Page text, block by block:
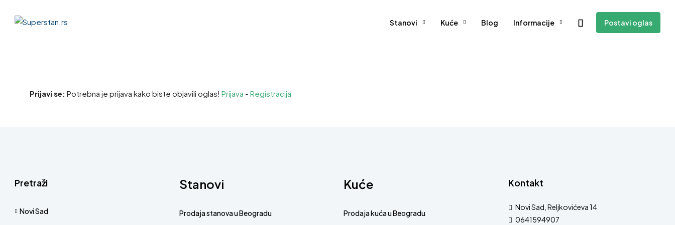
Stanovi Kuće Blog Informacije Postavi oglas
Prijavi se: Potrebna je prijava kako biste objavili oglas! Prijava - Registracija
Pretraži
Novi Sad
Stanovi
Prodaja stanova u Beogradu
Kuće
Prodaja kuća u Beogradu
Kontakt
Novi Sad, Reljkovićeva 14
0641594907